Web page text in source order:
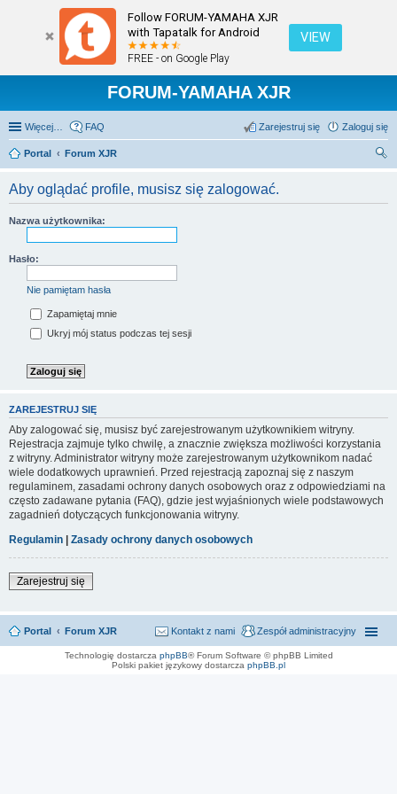
Follow FORUM-YAMAHA XJR
with Tapatalk for Android
FREE - on Google Play
VIEW
FORUM-YAMAHA XJR
Więcej… FAQ Zaloguj się
Zarejestruj się
Portal
Forum XJR
Aby oglądać profile, musisz się zalogować.
Nazwa użytkownika:
Hasło:
Nie pamiętam hasła
Zapamiętaj mnie
Ukryj mój status podczas tej sesji
ZAREJESTRUJ SIĘ
Aby zalogować się, musisz być zarejestrowanym użytkownikiem witryny.
Rejestracja zajmuje tylko chwilę, a znacznie zwiększa możliwości korzystania
z witryny. Administrator witryny może zarejestrowanym użytkownikom nadać
wiele dodatkowych uprawnień. Przed rejestracją zapoznaj się z naszym
regulaminem, zasadami ochrony danych osobowych oraz z odpowiedziami na
często zadawane pytania (FAQ), gdzie jest wyjaśnionych wiele podstawowych
zagadnień dotyczących funkcjonowania witryny.
Regulamin
Zasady ochrony danych osobowych
Zarejestruj się
Portal Forum XJR Zespół administracyjny
Kontakt z nami
Technologię dostarcza phpBB® Forum Software © phpBB Limited
Polski pakiet językowy dostarcza phpBB.pl